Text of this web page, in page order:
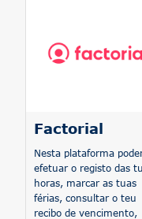
Factorial
Nesta plataforma
efetuar o registo das
horas, marcar as tuas
férias, consultar o teu
recibo de vencimento,